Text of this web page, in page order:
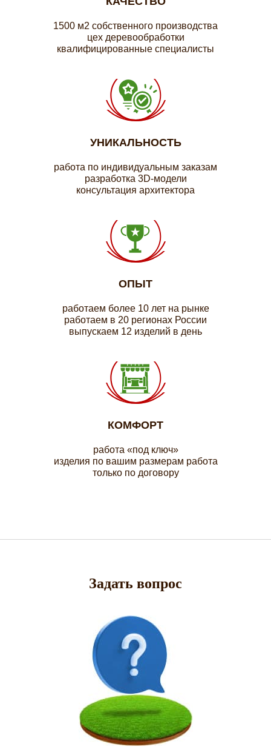
1500 м2 собственного производства
цех деревообработки
квалифицированные специалисты
УНИКАЛЬНОСТЬ
работа по индивидуальным заказам
разработка 3D-модели
консультация архитектора
ОПЫТ
работаем более 10 лет на рынке
работаем в 20 регионах России
выпускаем 12 изделий в день
КОМФОРТ
работа «под ключ»
изделия по вашим размерам работа
только по договору
Задать вопрос